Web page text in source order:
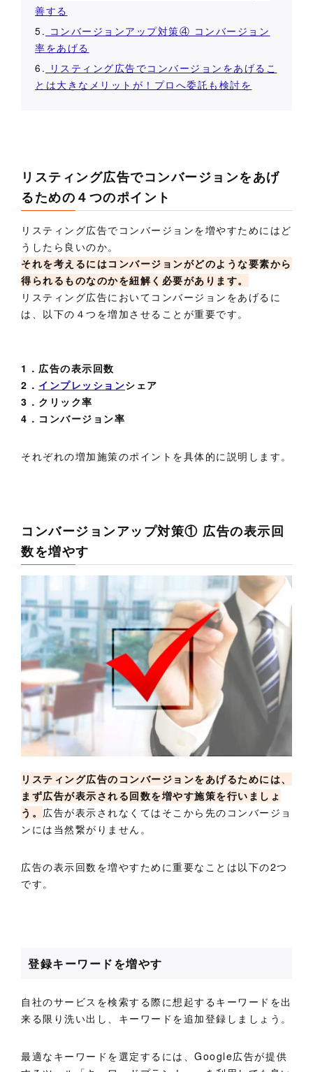
善する
5. コンバージョンアップ対策④ コンバージョン
率をあげる
6. リスティング広告でコンバージョンをあげるこ
とは大きなメリットが！プロへ委託も検討を
リスティング広告でコンバージョンをあげ
るための４つのポイント
リスティング広告でコンバージョンを増やすためにはど
うしたら良いのか。
それを考えるにはコンバージョンがどのような要素から
得られるものなのかを紐解く必要があります。
リスティング広告においてコンバージョンをあげるに
は、以下の４つを増加させることが重要です。
1．広告の表示回数
2． インプレッションシェア
3．クリック率
4．コンバージョン率
それぞれの増加施策のポイントを具体的に説明します。
コンバージョンアップ対策① 広告の表示回
数を増やす
リスティング広告のコンバージョンをあげるためには、
まず広告が表示される回数を増やす施策を行いましょ
う。 広告が表示されなくてはそこから先のコンバージョ
ンには当然繋がりません。
広告の表示回数を増やすために重要なことは以下の2つ
です。
登録キーワードを増やす
自社のサービスを検索する際に想起するキーワードを出
来る限り洗い出し、キーワードを追加登録しましょう。
最適なキーワードを選定するには、Google広告が提供